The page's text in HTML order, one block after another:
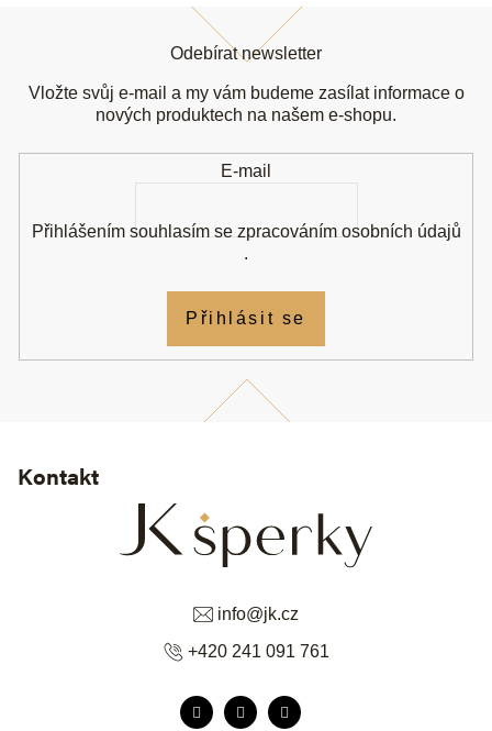
Kontakt
info@jk.cz
+420 241 091 761
Odebírat newsletter
Vložte svůj e-mail a my vám budeme zasílat informace o
nových produktech na našem e-shopu.
E-mail
Přihlášením souhlasím se zpracováním osobních údajů
.
Přihlásit se